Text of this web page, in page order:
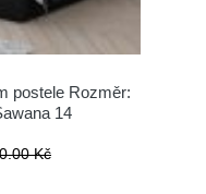
postele Rozměr:
14
Kč